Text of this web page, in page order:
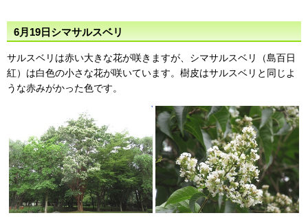
6月19日シマサルスベリ
サルスベリは赤い大きな花が咲きますが、シマサルスベリ（島百日
紅）は白色の小さな花が咲いています。樹皮はサルスベリと同じよ
うな赤みがかった色です。